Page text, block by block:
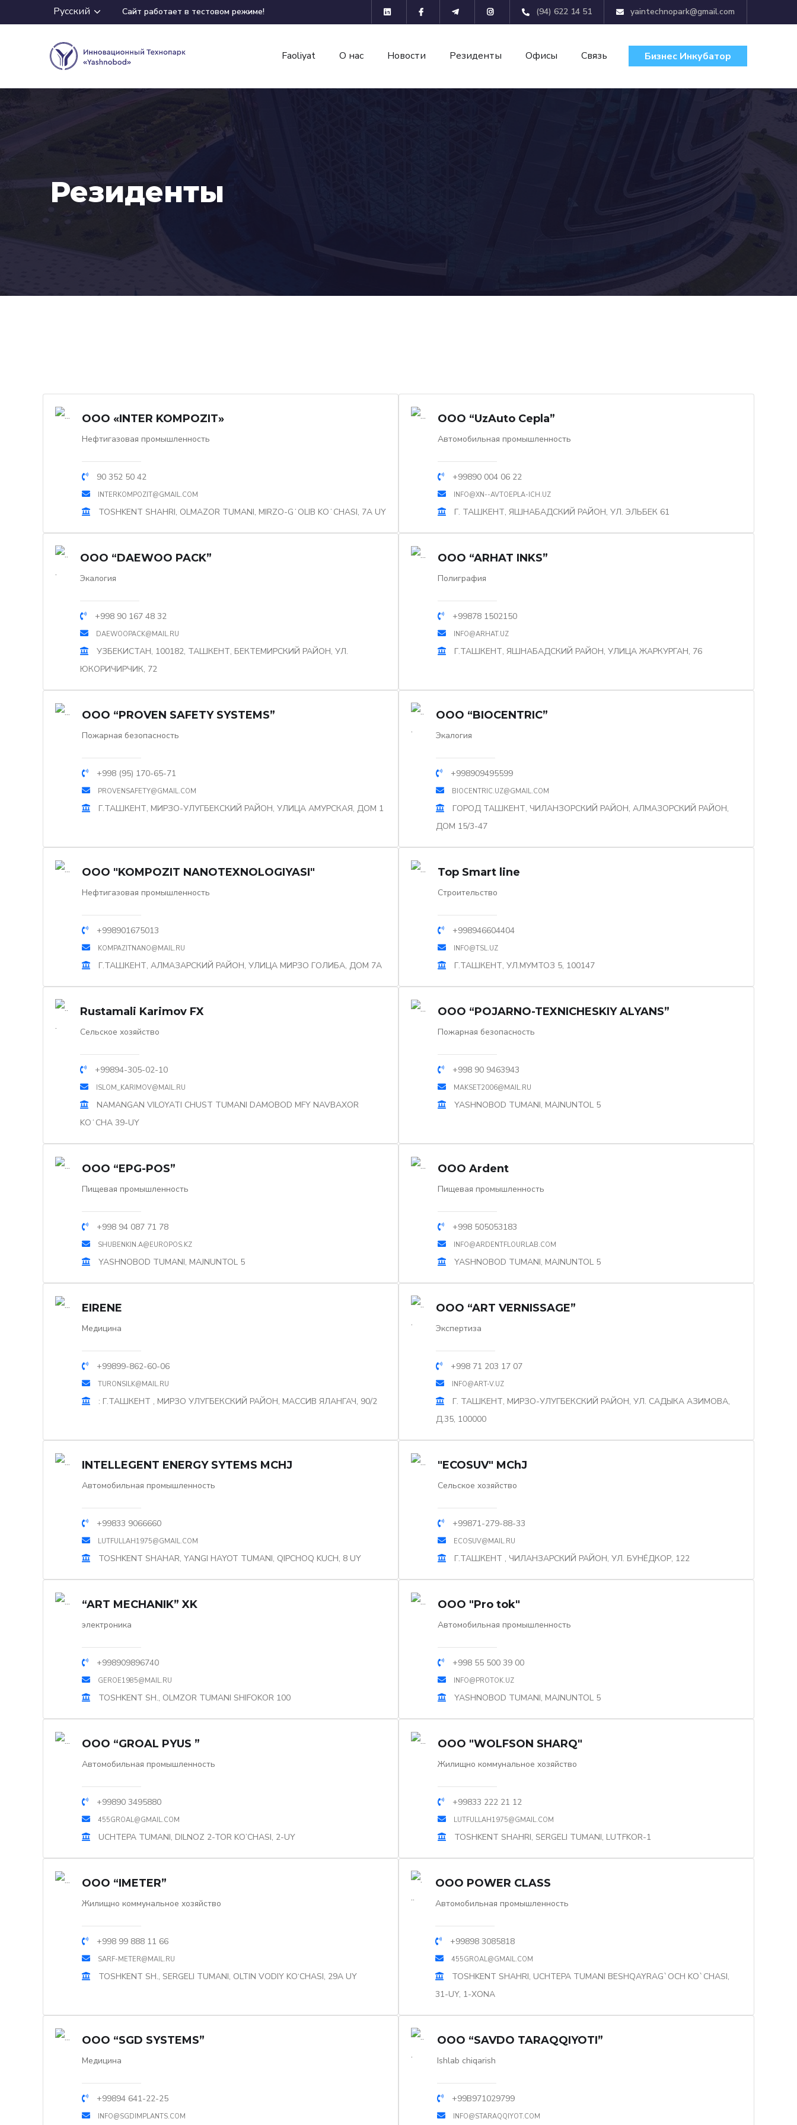
Русский Сайт работает в тестовом режиме! (94) 622 14 51 yaintechnopark@gmail.com
Faoliyat О нас Новости Резиденты Офисы Связь Бизнес Инкубатор
Резиденты
OOO «INTER KOMPOZIT»
Нефтигазовая промышленность
90 352 50 42
INTERKOMPOZIT@GMAIL.COM
TOSHKENT SHAHRI, OLMAZOR TUMANI, MIRZO-GʻOLIB KOʻCHASI, 7A UY
OOO “UzAuto Cepla”
Автомобильная промышленность
+99890 004 06 22
INFO@XN--AVTOEPLA-ICH.UZ
Г. ТАШКЕНТ, ЯШНАБАДСКИЙ РАЙОН, УЛ. ЭЛЬБЕК 61
OOO “DAEWOO PACK”
Экалогия
+998 90 167 48 32
DAEWOOPACK@MAIL.RU
УЗБЕКИСТАН, 100182, ТАШКЕНТ, БЕКТЕМИРСКИЙ РАЙОН, УЛ.
ЮКОРИЧИРЧИК, 72
OOO “ARHAT INKS”
Полиграфия
+99878 1502150
INFO@ARHAT.UZ
Г.ТАШКЕНТ, ЯШНАБАДСКИЙ РАЙОН, УЛИЦА ЖАРКУРГАН, 76
OOO “PROVEN SAFETY SYSTEMS”
Пожарная безопасность
+998 (95) 170-65-71
PROVENSAFETY@GMAIL.COM
Г.ТАШКЕНТ, МИРЗО-УЛУГБЕКСКИЙ РАЙОН, УЛИЦА АМУРСКАЯ, ДОМ 1
OOO “BIOCENTRIC”
Экалогия
+998909495599
BIOCENTRIC.UZ@GMAIL.COM
ГОРОД ТАШКЕНТ, ЧИЛАНЗОРСКИЙ РАЙОН, АЛМАЗОРСКИЙ РАЙОН,
ДОМ 15/3-47
OOO "KOMPOZIT NANOTEXNOLOGIYASI"
Нефтигазовая промышленность
+998901675013
KOMPAZITNANO@MAIL.RU
Г.ТАШКЕНТ, АЛМАЗАРСКИЙ РАЙОН, УЛИЦА МИРЗО ГОЛИБА, ДОМ 7А
Top Smart line
Строительство
+998946604404
INFO@TSL.UZ
Г.ТАШКЕНТ, УЛ.МУМТОЗ 5, 100147
Rustamali Karimov FX
Сельское хозяйство
+99894-305-02-10
ISLOM_KARIMOV@MAIL.RU
NAMANGAN VILOYATI CHUST TUMANI DAMOBOD MFY NAVBAXOR
KOʻCHA 39-UY
OOO “POJARNO-TEXNICHESKIY ALYANS”
Пожарная безопасность
+998 90 9463943
MAKSET2006@MAIL.RU
YASHNOBOD TUMANI, MAJNUNTOL 5
OOO “EPG-POS”
Пищевая промышленность
+998 94 087 71 78
SHUBENKIN.A@EUROPOS.KZ
YASHNOBOD TUMANI, MAJNUNTOL 5
OOO Ardent
Пищевая промышленность
+998 505053183
INFO@ARDENTFLOURLAB.COM
YASHNOBOD TUMANI, MAJNUNTOL 5
EIRENE
Медицина
+99899-862-60-06
TURONSILK@MAIL.RU
: Г.ТАШКЕНТ , МИРЗО УЛУГБЕКСКИЙ РАЙОН, МАССИВ ЯЛАНГАЧ, 90/2
OOO “ART VERNISSAGE”
Экспертиза
+998 71 203 17 07
INFO@ART-V.UZ
Г. ТАШКЕНТ, МИРЗО-УЛУГБЕКСКИЙ РАЙОН, УЛ. САДЫКА АЗИМОВА,
Д.35, 100000
INTELLEGENT ENERGY SYTEMS MCHJ
Автомобильная промышленность
+99833 9066660
LUTFULLAH1975@GMAIL.COM
TOSHKENT SHAHAR, YANGI HAYOT TUMANI, QIPCHOQ KUCH, 8 UY
"ECOSUV" MChJ
Сельское хозяйство
+99871-279-88-33
ECOSUV@MAIL.RU
Г.ТАШКЕНТ , ЧИЛАНЗАРСКИЙ РАЙОН, УЛ. БУНЁДКОР, 122
“ART MECHANIK” XK
электроника
+998909896740
GEROE1985@MAIL.RU
TOSHKENT SH., OLMZOR TUMANI SHIFOKOR 100
OOO "Pro tok"
Автомобильная промышленность
+998 55 500 39 00
INFO@PROTOK.UZ
YASHNOBOD TUMANI, MAJNUNTOL 5
OOO “GROAL PYUS ”
Автомобильная промышленность
+99890 3495880
455GROAL@GMAIL.COM
UCHTEPA TUMANI, DILNOZ 2-TOR KO’CHASI, 2-UY
OOO "WOLFSON SHARQ"
Жилищно коммунальное хозяйство
+99833 222 21 12
LUTFULLAH1975@GMAIL.COM
TOSHKENT SHAHRI, SERGELI TUMANI, LUTFKOR-1
OOO “IMETER”
Жилищно коммунальное хозяйство
+998 99 888 11 66
SARF-METER@MAIL.RU
TOSHKENT SH., SERGELI TUMANI, OLTIN VODIY KO‘CHASI, 29A UY
OOO POWER CLASS
Автомобильная промышленность
+99898 3085818
455GROAL@GMAIL.COM
TOSHKENT SHAHRI, UCHTEPA TUMANI BESHQAYRAG`OCH KO`CHASI,
31-UY, 1-XONA
OOO “SGD SYSTEMS”
Медицина
+99894 641-22-25
INFO@SGDIMPLANTS.COM
OOO “SAVDO TARAQQIYOTI”
Ishlab chiqarish
+99В971029799
INFO@STARAQQIYOT.COM